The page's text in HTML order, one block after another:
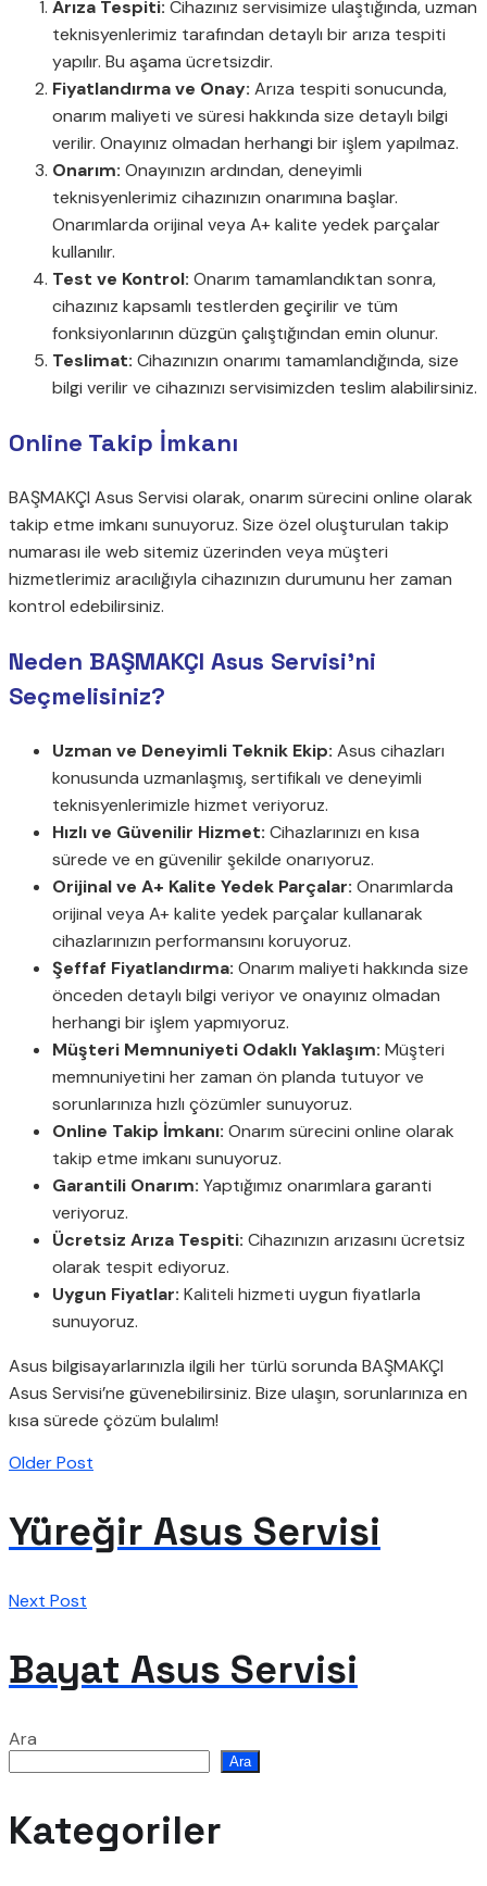
Arıza Tespiti: Cihazınız servisimize ulaştığında, uzman
teknisyenlerimiz tarafından detaylı bir arıza tespiti
yapılır. Bu aşama ücretsizdir.
Fiyatlandırma ve Onay: Arıza tespiti sonucunda,
onarım maliyeti ve süresi hakkında size detaylı bilgi
verilir. Onayınız olmadan herhangi bir işlem yapılmaz.
Onarım: Onayınızın ardından, deneyimli
teknisyenlerimiz cihazınızın onarımına başlar.
Onarımlarda orijinal veya A+ kalite yedek parçalar
kullanılır.
Test ve Kontrol: Onarım tamamlandıktan sonra,
cihazınız kapsamlı testlerden geçirilir ve tüm
fonksiyonlarının düzgün çalıştığından emin olunur.
Teslimat: Cihazınızın onarımı tamamlandığında, size
bilgi verilir ve cihazınızı servisimizden teslim alabilirsiniz.
Online Takip İmkanı
BAŞMAKÇI Asus Servisi olarak, onarım sürecini online olarak
takip etme imkanı sunuyoruz. Size özel oluşturulan takip
numarası ile web sitemiz üzerinden veya müşteri
hizmetlerimiz aracılığıyla cihazınızın durumunu her zaman
kontrol edebilirsiniz.
Neden BAŞMAKÇI Asus Servisi’ni
Seçmelisiniz?
Uzman ve Deneyimli Teknik Ekip: Asus cihazları
konusunda uzmanlaşmış, sertifikalı ve deneyimli
teknisyenlerimizle hizmet veriyoruz.
Hızlı ve Güvenilir Hizmet: Cihazlarınızı en kısa
sürede ve en güvenilir şekilde onarıyoruz.
Orijinal ve A+ Kalite Yedek Parçalar: Onarımlarda
orijinal veya A+ kalite yedek parçalar kullanarak
cihazlarınızın performansını koruyoruz.
Şeffaf Fiyatlandırma: Onarım maliyeti hakkında size
önceden detaylı bilgi veriyor ve onayınız olmadan
herhangi bir işlem yapmıyoruz.
Müşteri Memnuniyeti Odaklı Yaklaşım: Müşteri
memnuniyetini her zaman ön planda tutuyor ve
sorunlarınıza hızlı çözümler sunuyoruz.
Online Takip İmkanı: Onarım sürecini online olarak
takip etme imkanı sunuyoruz.
Garantili Onarım: Yaptığımız onarımlara garanti
veriyoruz.
Ücretsiz Arıza Tespiti: Cihazınızın arızasını ücretsiz
olarak tespit ediyoruz.
Uygun Fiyatlar: Kaliteli hizmeti uygun fiyatlarla
sunuyoruz.
Asus bilgisayarlarınızla ilgili her türlü sorunda BAŞMAKÇI
Asus Servisi’ne güvenebilirsiniz. Bize ulaşın, sorunlarınıza en
kısa sürede çözüm bulalım!
Older Post
Yüreğir Asus Servisi
Next Post
Bayat Asus Servisi
Ara
Ara
Kategoriler